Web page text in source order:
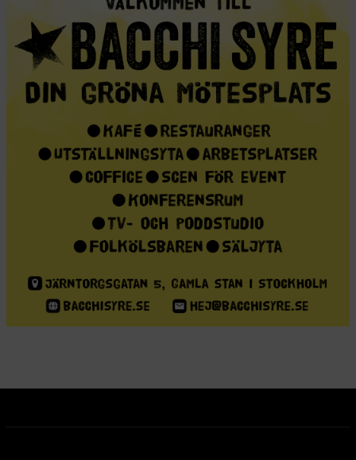
Försäljningen av Hannah Arendts The
Origins of Totalitarianism (1951) sköt i
höjden när Donald Trump vann det
amerikanska presidentvalet 2016. Nästan
ett år in i den andra Trump-
administrationen – och 50 år efter Arendts
död i december 1975 – verkar det här
vara ett lämpligt tillfälle att återvända till
boken och se vilket ljus den kastar över
2025. Det skriver Christopher J Finlay,
professor i politisk teori vid Durham
University.
Christopher J Finlay